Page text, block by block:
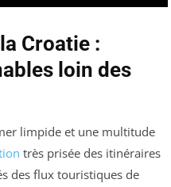
Croatie :
loin des
limpide et une multitude
très prisée des itinéraires
des flux touristiques de